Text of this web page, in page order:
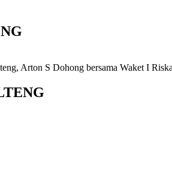
Arton S Dohong bersama Waket I